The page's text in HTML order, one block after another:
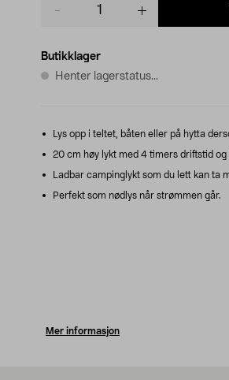
Butikklager
Henter lagerstatus...
Lys opp i teltet, båten eller på hytta
20 cm høy lykt med 4 timers driftstid og
Ladbar campinglykt som du lett kan ta
Perfekt som nødlys når strømmen går.
Mer informasjon